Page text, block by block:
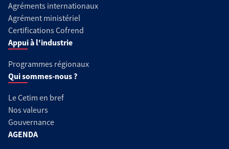
Agréments internationaux
Agrément ministériel
Certifications Cofrend
Appui à l'industrie
Programmes régionaux
Qui sommes-nous ?
Le Cetim en bref
Nos valeurs
Gouvernance
AGENDA